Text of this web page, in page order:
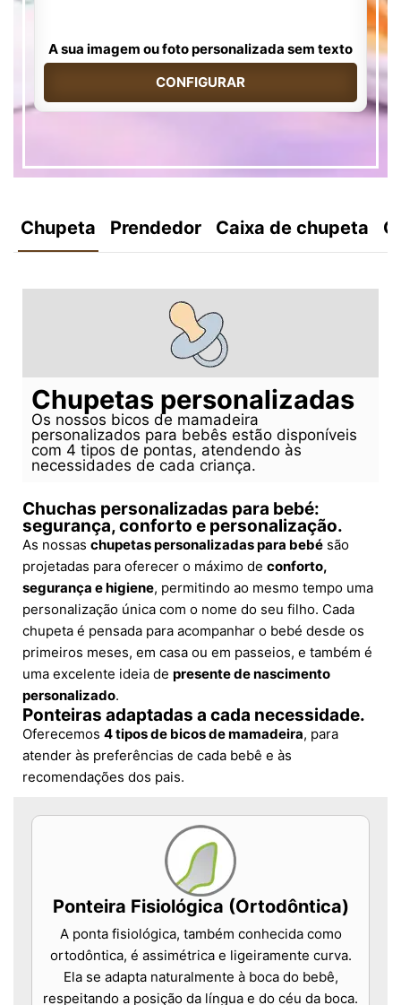
A sua imagem ou foto personalizada sem texto
CONFIGURAR
Chupeta Prendedor Caixa de chupeta
Chupetas personalizadas
Os nossos bicos de mamadeira
personalizados para bebês estão disponíveis
com 4 tipos de pontas, atendendo às
necessidades de cada criança.
Chuchas personalizadas para bebé:
segurança, conforto e personalização.
As nossas chupetas personalizadas para bebé são
projetadas para oferecer o máximo de conforto,
segurança e higiene, permitindo ao mesmo tempo uma
personalização única com o nome do seu filho. Cada
chupeta é pensada para acompanhar o bebé desde os
primeiros meses, em casa ou em passeios, e também é
uma excelente ideia de presente de nascimento
personalizado.
Ponteiras adaptadas a cada necessidade.
Oferecemos 4 tipos de bicos de mamadeira, para
atender às preferências de cada bebê e às
recomendações dos pais.
Ponteira Fisiológica (Ortodôntica)
A ponta fisiológica, também conhecida como
ortodôntica, é assimétrica e ligeiramente curva.
Ela se adapta naturalmente à boca do bebê,
respeitando a posição da língua e do céu da boca.